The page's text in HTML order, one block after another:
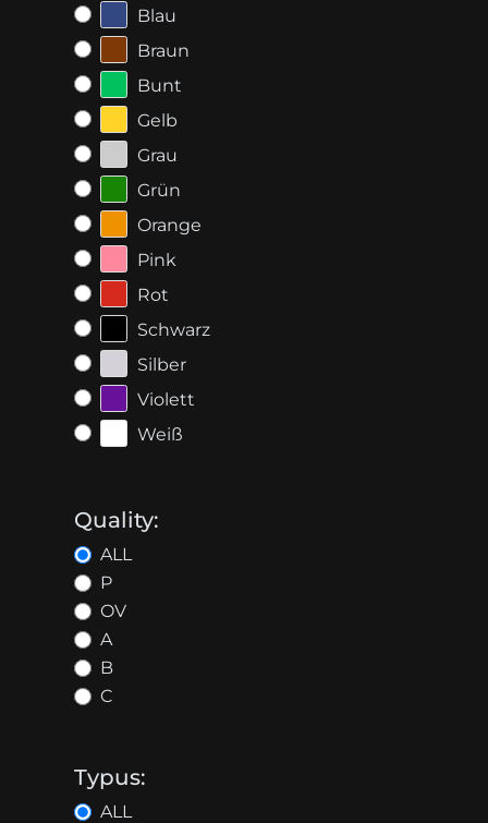
Blau
Braun
Bunt
Gelb
Grau
Grün
Orange
Pink
Rot
Schwarz
Silber
Violett
Weiß
Quality:
ALL
P
OV
A
B
C
Typus:
ALL